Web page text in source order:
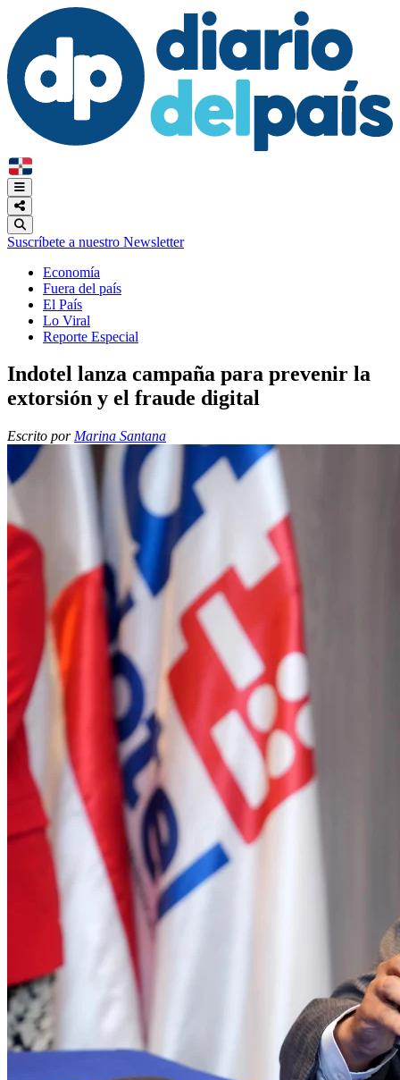
Suscríbete a nuestro Newsletter
Economía
Fuera del país
El País
Lo Viral
Reporte Especial
Indotel lanza campaña para prevenir la
extorsión y el fraude digital
Escrito por Marina Santana